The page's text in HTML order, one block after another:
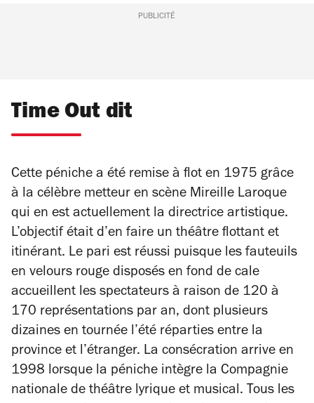
PUBLICITÉ
Time Out dit
Cette péniche a été remise à flot en 1975 grâce
à la célèbre metteur en scène Mireille Laroque
qui en est actuellement la directrice artistique.
L’objectif était d’en faire un théâtre flottant et
itinérant. Le pari est réussi puisque les fauteuils
en velours rouge disposés en fond de cale
accueillent les spectateurs à raison de 120 à
170 représentations par an, dont plusieurs
dizaines en tournée l’été réparties entre la
province et l’étranger. La consécration arrive en
1998 lorsque la péniche intègre la Compagnie
nationale de théâtre lyrique et musical. Tous les